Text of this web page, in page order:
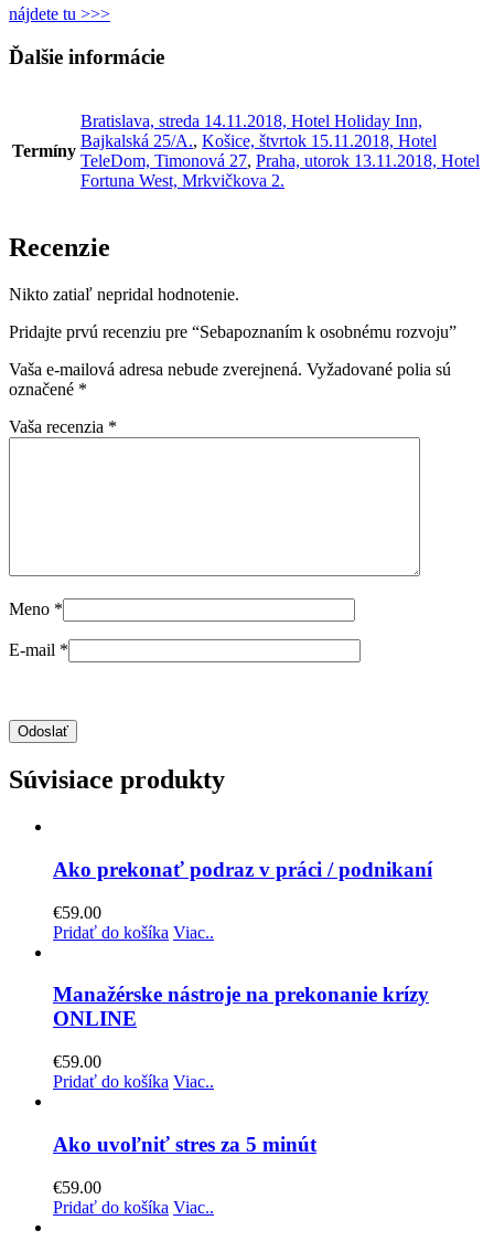
nájdete tu >>>
Ďalšie informácie
Termíny
Bratislava, streda 14.11.2018, Hotel Holiday Inn,
Bajkalská 25/A., Košice, štvrtok 15.11.2018, Hotel
TeleDom, Timonová 27, Praha, utorok 13.11.2018, Hotel
Fortuna West, Mrkvičkova 2.
Recenzie
Nikto zatiaľ nepridal hodnotenie.
Pridajte prvú recenziu pre “Sebapoznaním k osobnému rozvoju”
Vaša e-mailová adresa nebude zverejnená. Vyžadované polia sú
označené *
Vaša recenzia *
Meno *
E-mail *
Súvisiace produkty
Ako prekonať podraz v práci / podnikaní
€59.00
Pridať do košíka Viac..
Manažérske nástroje na prekonanie krízy
ONLINE
€59.00
Pridať do košíka Viac..
Ako uvoľniť stres za 5 minút
€59.00
Pridať do košíka Viac..